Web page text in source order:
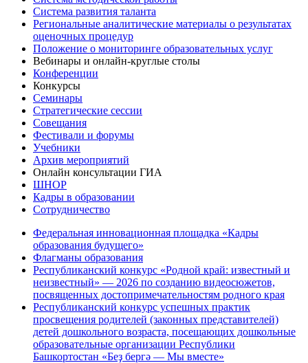
Система развития таланта
Региональные аналитические материалы о результатах
оценочных процедур
Положение о мониторинге образовательных услуг
Вебинары и онлайн-круглые столы
Конференции
Конкурсы
Семинары
Стратегические сессии
Совещания
Фестивали и форумы
Учебники
Архив мероприятий
Онлайн консультации ГИА
ШНОР
Кадры в образовании
Сотрудничество
Федеральная инновационная площадка «Кадры
образования будущего»
Флагманы образования
Республиканский конкурс «Родной край: известный и
неизвестный» — 2026 по созданию видеосюжетов,
посвященных достопримечательностям родного края
Республиканский конкурс успешных практик
просвещения родителей (законных представителей)
детей дошкольного возраста, посещающих дошкольные
образовательные организации Республики
Башкортостан «Беҙ бергә — Мы вместе»